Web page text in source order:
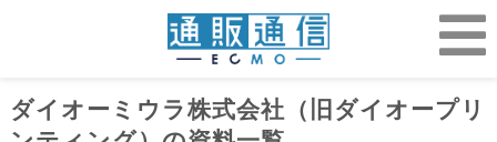
ダイオーミウラ株式会社（旧ダイオープリ